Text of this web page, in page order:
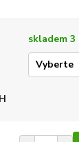
skladem 3